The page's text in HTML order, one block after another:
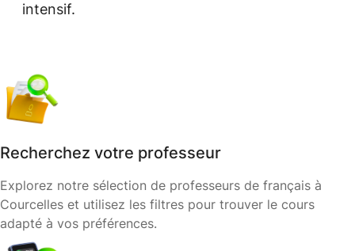
intensif.
Recherchez votre professeur
Explorez notre sélection de professeurs de français à
Courcelles et utilisez les filtres pour trouver le cours
adapté à vos préférences.